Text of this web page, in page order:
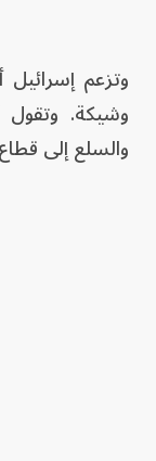
وتزعم
وشيكة.
والسلع إلى